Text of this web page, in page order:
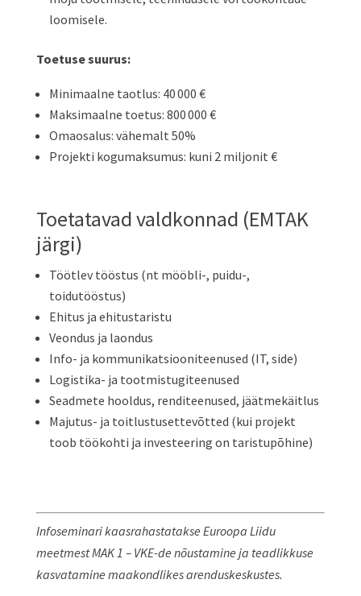
loomisele.
Toetuse suurus:
Minimaalne taotlus: 40 000 €
Maksimaalne toetus: 800 000 €
Omaosalus: vähemalt 50%
Projekti kogumaksumus: kuni 2 miljonit €
Toetatavad valdkonnad (EMTAK
järgi)
Töötlev tööstus (nt mööbli-, puidu-,
toidutööstus)
Ehitus ja ehitustaristu
Veondus ja laondus
Info- ja kommunikatsiooniteenused (IT, side)
Logistika- ja tootmistugiteenused
Seadmete hooldus, renditeenused, jäätmekäitlus
Majutus- ja toitlustusettevõtted (kui projekt
toob töökohti ja investeering on taristupõhine)
Infoseminari kaasrahastatakse Euroopa Liidu
meetmest MAK 1 – VKE-de nõustamine ja teadlikkuse
kasvatamine maakondlikes arenduskeskustes.